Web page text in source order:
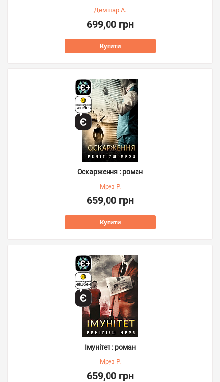
Демшар А.
699,00 грн
Купити
Оскарження : роман
Мруз Р.
659,00 грн
Купити
Імунітет : роман
Мруз Р.
659,00 грн